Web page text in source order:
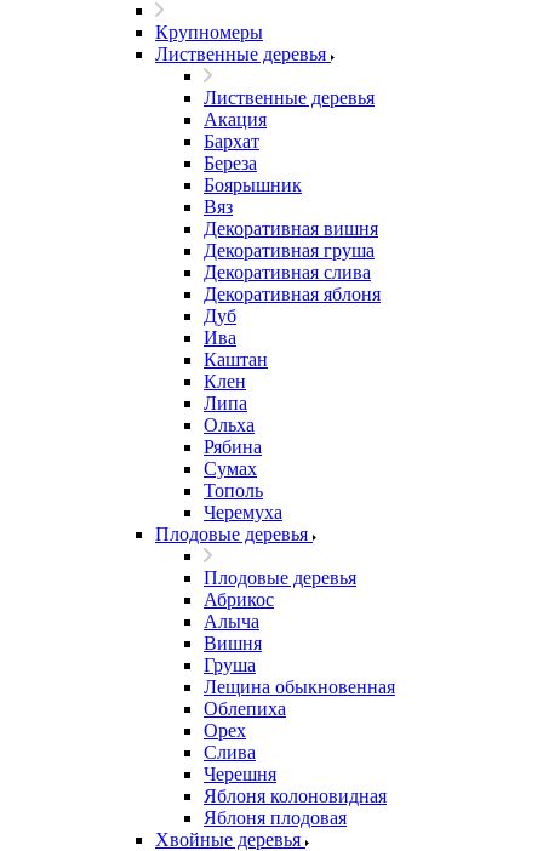
Крупномеры
Лиственные деревья
Лиственные деревья
Акация
Бархат
Береза
Боярышник
Вяз
Декоративная вишня
Декоративная груша
Декоративная слива
Декоративная яблоня
Дуб
Ива
Каштан
Клен
Липа
Ольха
Рябина
Сумах
Тополь
Черемуха
Плодовые деревья
Плодовые деревья
Абрикос
Алыча
Вишня
Груша
Лещина обыкновенная
Облепиха
Орех
Слива
Черешня
Яблоня колоновидная
Яблоня плодовая
Хвойные деревья